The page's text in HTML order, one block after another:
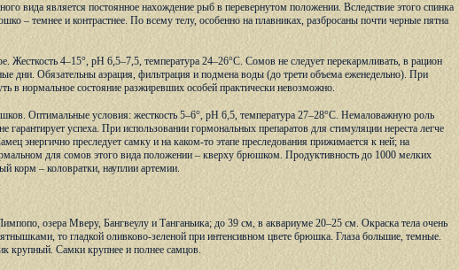
вида является постоянное нахождение рыб в перевернутом положении. Вследствие этого спинка
– темнее и контрастнее. По всему телу, особенно на плавниках, разбросаны почти черные пятна
4–15°, рН 6,5–7,5, температура 24–26°С. Сомов не следует перекармливать, в рацион
дни. Обязательны аэрация, фильтрация и подмена воды (до трети объема еженедельно). При
в нормальное состояние разжиревших особей практически невозможно.
Оптимальные условия: жесткость 5–6°, рН 6,5, температура 27–28°С. Немаловажную роль
успеха. При использовании гормональных препаратов для стимуляции нереста легче
энергично преследует самку и на каком-то этапе преследования прижимается к ней; на
для сомов этого вида положении – кверху брюшком. Продуктивность до 1000 мелких
корм – коловратки, науплии артемии.
озера Мверу, Бангвеулу и Танганьика; до 39 см, в аквариуме 20–25 см. Окраска тела очень
то гладкой оливково-зеленой при интенсивном цвете брюшка. Глаза большие, темные.
крупный. Самки крупнее и полнее самцов.